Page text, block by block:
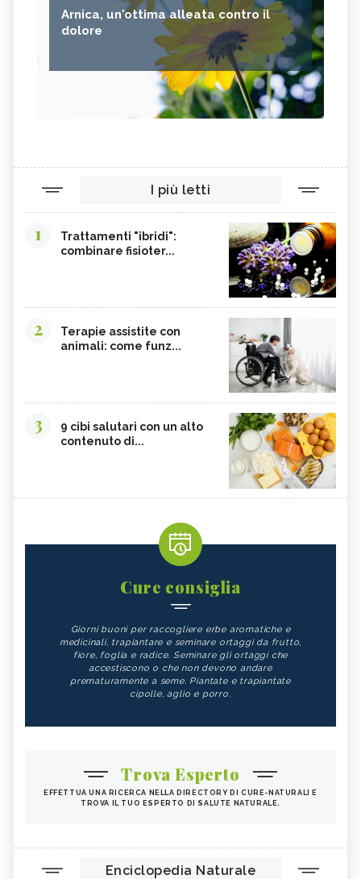
Arnica, un'ottima alleata contro il
dolore
I più letti
1
Trattamenti "ibridi":
combinare fisioter...
2
Terapie assistite con
animali: come funz...
3
9 cibi salutari con un alto
contenuto di...
Cure consiglia
Giorni buoni per raccogliere erbe aromatiche e
medicinali, trapiantare e seminare ortaggi da frutto,
fiore, foglia e radice. Seminare gli ortaggi che
accestiscono o che non devono andare
prematuramente a seme. Piantate e trapiantate
cipolle, aglio e porro.
Trova Esperto
EFFETTUA UNA RICERCA NELLA DIRECTORY DI CURE-NATURALI E
TROVA IL TUO ESPERTO DI SALUTE NATURALE.
Enciclopedia Naturale